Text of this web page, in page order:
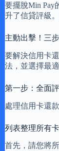
要擺脫Min Pay
升了信貸評級
主動出擊！三
要解決信用卡
法，並選擇最
第一步：全面
處理信用卡還
列表整理所有
首先，請您將